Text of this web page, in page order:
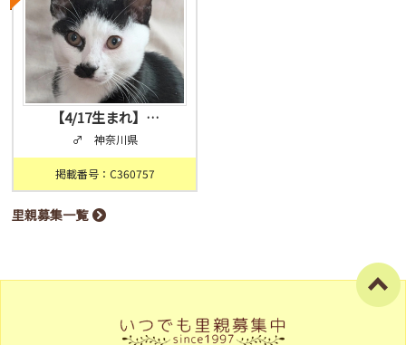
【4/17生まれ】…
♂ 神奈川県
掲載番号：C360757
里親募集一覧